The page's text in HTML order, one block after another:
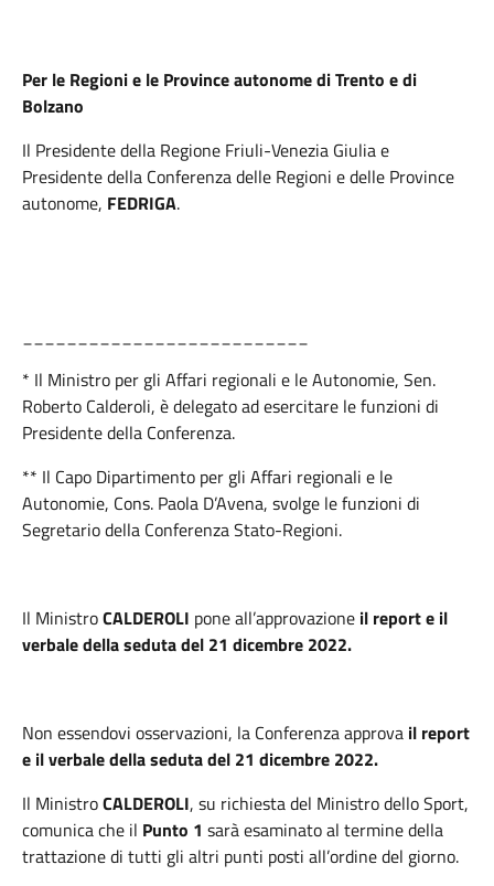
Per le Regioni e le Province autonome di Trento e di
Bolzano
Il Presidente della Regione Friuli-Venezia Giulia e
Presidente della Conferenza delle Regioni e delle Province
autonome, FEDRIGA.
* Il Ministro per gli Affari regionali e le Autonomie, Sen.
Roberto Calderoli, è delegato ad esercitare le funzioni di
Presidente della Conferenza.
** Il Capo Dipartimento per gli Affari regionali e le
Autonomie, Cons. Paola D’Avena, svolge le funzioni di
Segretario della Conferenza Stato-Regioni.
Il MinistroCALDEROLI pone all’approvazione il report e il
verbale della seduta del 21 dicembre 2022.
Non essendovi osservazioni, la Conferenza approva il report
e il verbale della seduta del 21 dicembre 2022.
Il MinistroCALDEROLI, su richiesta del Ministro dello Sport,
comunica che il Punto 1 sarà esaminato al termine della
trattazione di tutti gli altri punti posti all’ordine del giorno.